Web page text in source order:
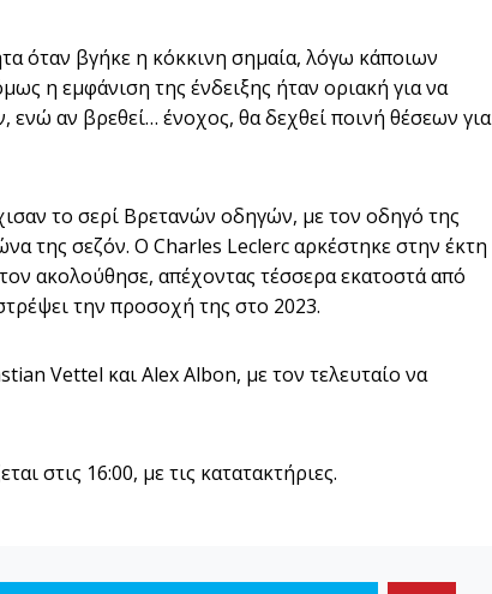
όταν βγήκε η κόκκινη σημαία, λόγω κάποιων
η εμφάνιση της ένδειξης ήταν οριακή για να
ενώ αν βρεθεί… ένοχος, θα δεχθεί ποινή θέσεων για
το σερί Βρετανών οδηγών, με τον οδηγό της
της σεζόν. Ο Charles Leclerc αρκέστηκε στην έκτη
ακολούθησε, απέχοντας τέσσερα εκατοστά από
την προσοχή της στο 2023.
Vettel και Alex Albon, με τον τελευταίο να
στις 16:00, με τις κατατακτήριες.